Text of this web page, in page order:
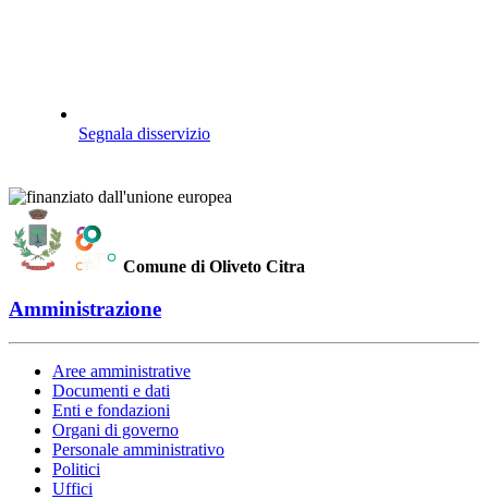
Segnala disservizio
Comune di Oliveto Citra
Amministrazione
Aree amministrative
Documenti e dati
Enti e fondazioni
Organi di governo
Personale amministrativo
Politici
Uffici